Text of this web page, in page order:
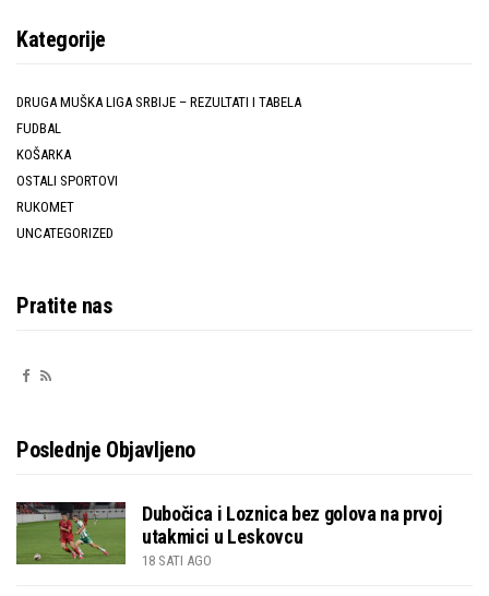
Kategorije
DRUGA MUŠKA LIGA SRBIJE – REZULTATI I TABELA
FUDBAL
KOŠARKA
OSTALI SPORTOVI
RUKOMET
UNCATEGORIZED
Pratite nas
Poslednje Objavljeno
Dubočica i Loznica bez golova na prvoj
utakmici u Leskovcu
18 SATI AGO